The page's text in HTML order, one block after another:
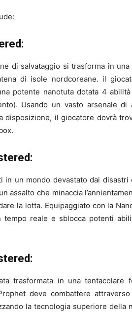
di salvataggio si trasforma in
di isole nordcoreane. il
potente nanotuta dotata 4
Usando un vasto arsenale
disposizione, il giocatore dovrà
in un mondo devastato dai
assalto che minaccia
la lotta. Equipaggiato con la
reale e sblocca potenti
trasformata in una tentacolare
deve combattere
la tecnologia superiore della